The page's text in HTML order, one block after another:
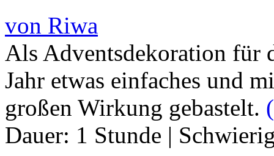
von Riwa
Als Adventsdekoration für
Jahr etwas einfaches und
großen Wirkung gebastelt.
Dauer: 1 Stunde |